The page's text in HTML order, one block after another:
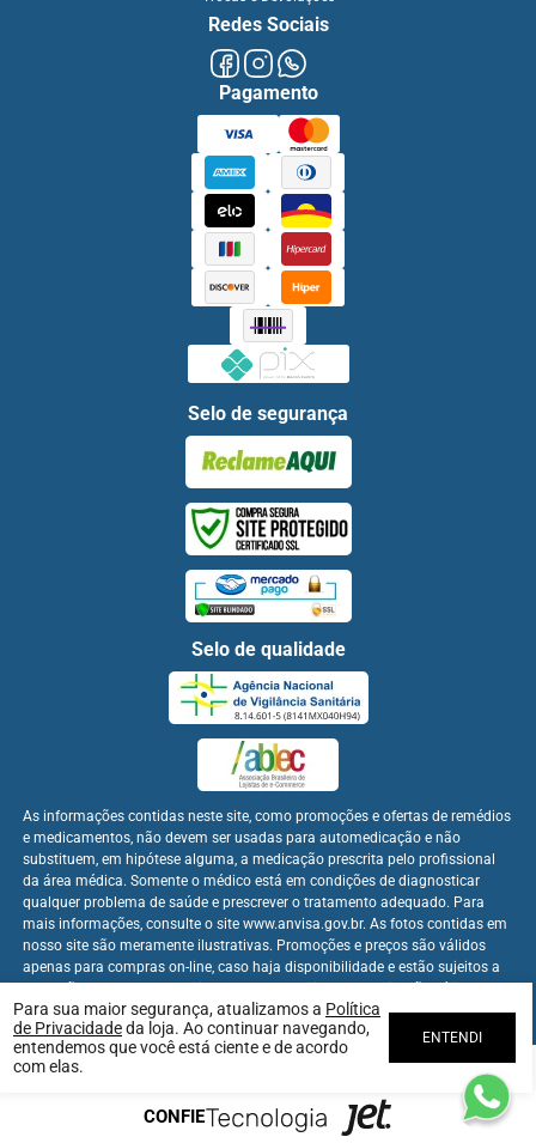
Para sua maior segurança, atualizamos a Política
de Privacidadeda loja. Ao continuar navegando,
entendemos que você está ciente e de acordo
com elas.
ENTENDI
Redes Sociais
Pagamento
Selo de segurança
Selo de qualidade
As informações contidas neste site, como promoções e ofertas de remédios
e medicamentos, não devem ser usadas para automedicação e não
substituem, em hipótese alguma, a medicação prescrita pelo profissional
da área médica. Somente o médico está em condições de diagnosticar
qualquer problema de saúde e prescrever o tratamento adequado. Para
mais informações, consulte o site www.anvisa.gov.br. As fotos contidas em
nosso site são meramente ilustrativas. Promoções e preços são válidos
apenas para compras on-line, caso haja disponibilidade e estão sujeitos a
apenas para compras on-line.
CONFIE